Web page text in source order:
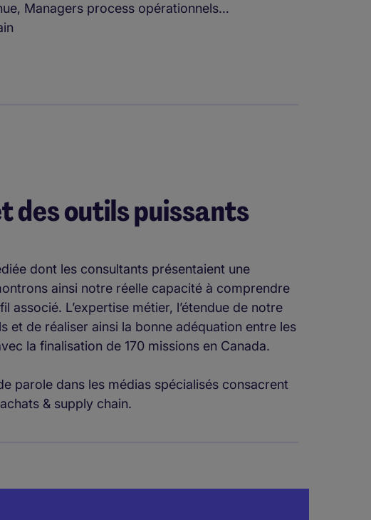
Managers process opérationnels…
des outils puissants
dont les consultants présentaient une
ainsi notre réelle capacité à comprendre
L’expertise métier, l’étendue de notre
et de réaliser ainsi la bonne adéquation entre les
la finalisation de 170 missions en Canada.
parole dans les médias spécialisés consacrent
& supply chain.